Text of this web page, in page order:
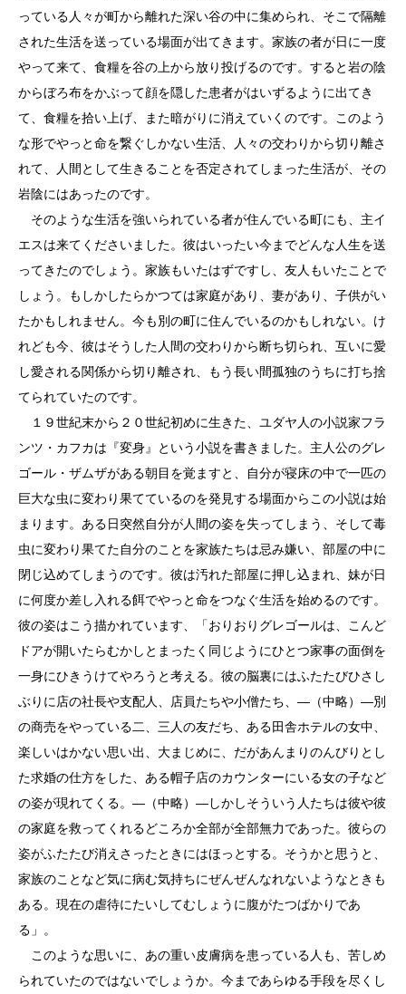
っている人々が町から離れた深い谷の中に集められ、そこで隔離
された生活を送っている場面が出てきます。家族の者が日に一度
やって来て、食糧を谷の上から放り投げるのです。すると岩の陰
からぼろ布をかぶって顔を隠した患者がはいずるように出てき
て、食糧を拾い上げ、また暗がりに消えていくのです。このよう
な形でやっと命を繋ぐしかない生活、人々の交わりから切り離さ
れて、人間として生きることを否定されてしまった生活が、その
岩陰にはあったのです。
そのような生活を強いられている者が住んでいる町にも、主イ
エスは来てくださいました。彼はいったい今までどんな人生を送
ってきたのでしょう。家族もいたはずですし、友人もいたことで
しょう。もしかしたらかつては家庭があり、妻があり、子供がい
たかもしれません。今も別の町に住んでいるのかもしれない。け
れども今、彼はそうした人間の交わりから断ち切られ、互いに愛
し愛される関係から切り離され、もう長い間孤独のうちに打ち捨
てられていたのです。
１９世紀末から２０世紀初めに生きた、ユダヤ人の小説家フラ
ンツ・カフカは『変身』という小説を書きました。主人公のグレ
ゴール・ザムザがある朝目を覚ますと、自分が寝床の中で一匹の
巨大な虫に変わり果てているのを発見する場面からこの小説は始
まります。ある日突然自分が人間の姿を失ってしまう、そして毒
虫に変わり果てた自分のことを家族たちは忌み嫌い、部屋の中に
閉じ込めてしまうのです。彼は汚れた部屋に押し込まれ、妹が日
に何度か差し入れる餌でやっと命をつなぐ生活を始めるのです。
彼の姿はこう描かれています、「おりおりグレゴールは、こんど
ドアが開いたらむかしとまったく同じようにひとつ家事の面倒を
一身にひきうけてやろうと考える。彼の脳裏にはふたたびひさし
ぶりに店の社長や支配人、店員たちや小僧たち、―（中略）―別
の商売をやっている二、三人の友だち、ある田舎ホテルの女中、
楽しいはかない思い出、大まじめに、だがあんまりのんびりとし
た求婚の仕方をした、ある帽子店のカウンターにいる女の子など
の姿が現れてくる。―（中略）―しかしそういう人たちは彼や彼
の家庭を救ってくれるどころか全部が全部無力であった。彼らの
姿がふたたび消えさったときにはほっとする。そうかと思うと、
家族のことなど気に病む気持ちにぜんぜんなれないようなときも
ある。現在の虐待にたいしてむしょうに腹がたつばかりであ
る」。
このような思いに、あの重い皮膚病を患っている人も、苦しめ
られていたのではないでしょうか。今まであらゆる手段を尽くし